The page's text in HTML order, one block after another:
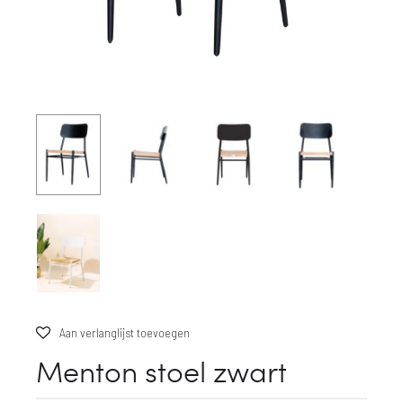
Aan verlanglijst toevoegen
Menton stoel zwart